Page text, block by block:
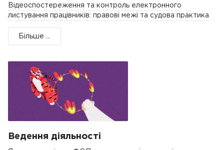
Відеоспостереження та контроль електронного
листування працівників: правові межі та судова практика
Більше ...
Ведення діяльності